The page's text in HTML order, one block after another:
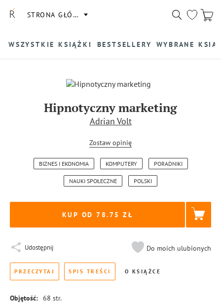
STRONA GŁÓWNA
WSZYSTKIE KSIĄŻKI BESTSELLERY WYBRANE
Hipnotyczny marketing
Adrian Volt
Zostaw opinię
BIZNES I EKONOMIA KOMPUTERY PORADNIKI
NAUKI SPOŁECZNE POLSKI
KUP OD 78.75
Udostępnij Do moich ulubionych
PRZECZYTAJ SPIS TREŚCI O KSIĄŻCE
Objętość: 68 str.